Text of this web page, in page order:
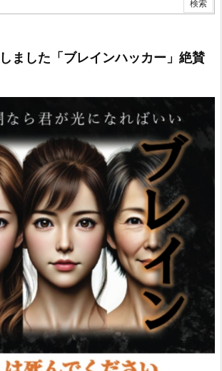
ました「ブレインハッカー」絶賛